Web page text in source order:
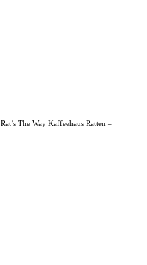
Rat’s The Way Kaffeehaus Ratten –